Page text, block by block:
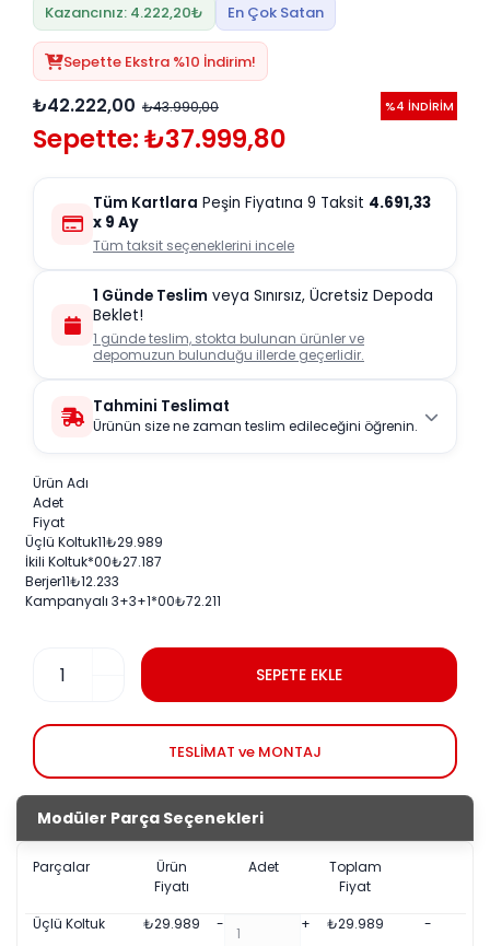
Kazancınız: 4.222,20₺ En Çok Satan
Sepette Ekstra %10 İndirim!
₺42.222,00 ₺43.990,00 %4 İNDİRİM
Sepette: ₺37.999,80
Tüm Kartlara Peşin Fiyatına 9 Taksit 4.691,33
x 9 Ay
Tüm taksit seçeneklerini incele
1 Günde Teslim veya Sınırsız, Ücretsiz Depoda
Beklet!
1 günde teslim, stokta bulunan ürünler ve
depomuzun bulunduğu illerde geçerlidir.
Tahmini Teslimat
Ürünün size ne zaman teslim edileceğini öğrenin.
Ürün Adı
Adet
Fiyat
Üçlü Koltuk11₺29.989
İkili Koltuk*00₺27.187
Berjer11₺12.233
Kampanyalı 3+3+1*00₺72.211
SEPETE EKLE
TESLİMAT ve MONTAJ
Modüler Parça Seçenekleri
Parçalar
Ürün
Fiyatı
Adet
Toplam
Fiyat
Üçlü Koltuk
₺29.989 - + ₺29.989 -